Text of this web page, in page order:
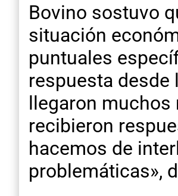
Bovino sostuvo
situación
puntuales
respuesta desde
llegaron muchos
recibieron
hacemos de
problemáticas»,